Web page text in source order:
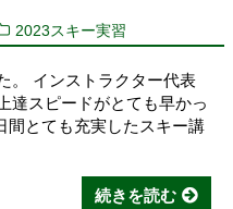
2023スキー実習
。 インストラクター代表
達スピードがとても早かっ
間とても充実したスキー講
続きを読む